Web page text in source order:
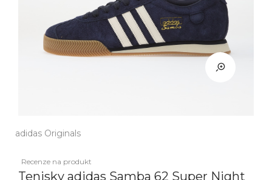
adidas Originals
Recenze na produkt
Tenisky adidas Samba 62 Super Night